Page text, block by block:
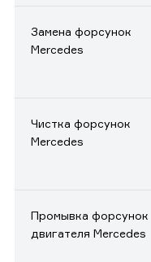
Замена форсунок
Mercedes
Чистка форсунок
Mercedes
Промывка форсунок
двигателя Mercedes